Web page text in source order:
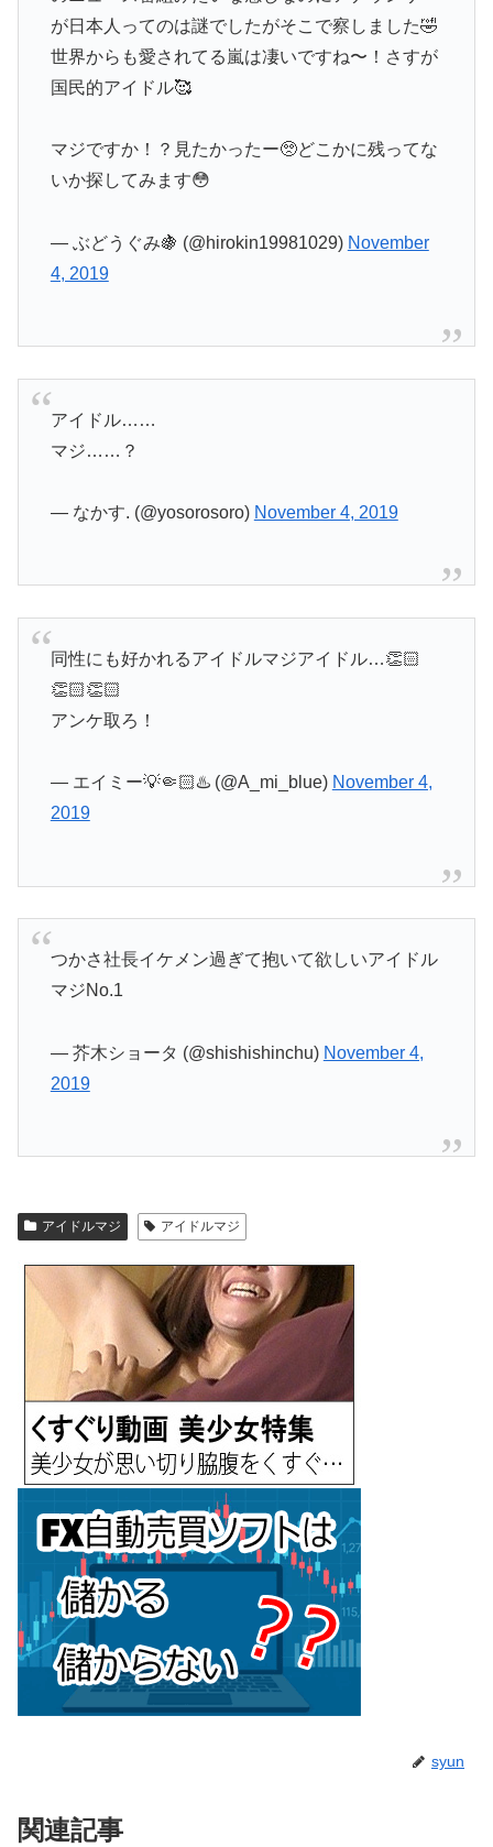
が日本人ってのは謎でしたがそこで察しました🤣
世界からも愛されてる嵐は凄いですね〜！さすが
国民的アイドル🥰
マジですか！？見たかったー🥺どこかに残ってな
いか探してみます😳
— ぶどうぐみ🍇 (@hirokin19981029) November
4, 2019
アイドル……
マジ……？
— なかす. (@yosorosoro) November 4, 2019
同性にも好かれるアイドルマジアイドル…👏🏻
👏🏻👏🏻
アンケ取ろ！
— エイミー💡🤏🏻♨️ (@A_mi_blue) November 4,
2019
つかさ社長イケメン過ぎて抱いて欲しいアイドル
マジNo.1
— 芥木ショータ (@shishishinchu) November 4,
2019
アイドルマジ アイドルマジ
syun
関連記事